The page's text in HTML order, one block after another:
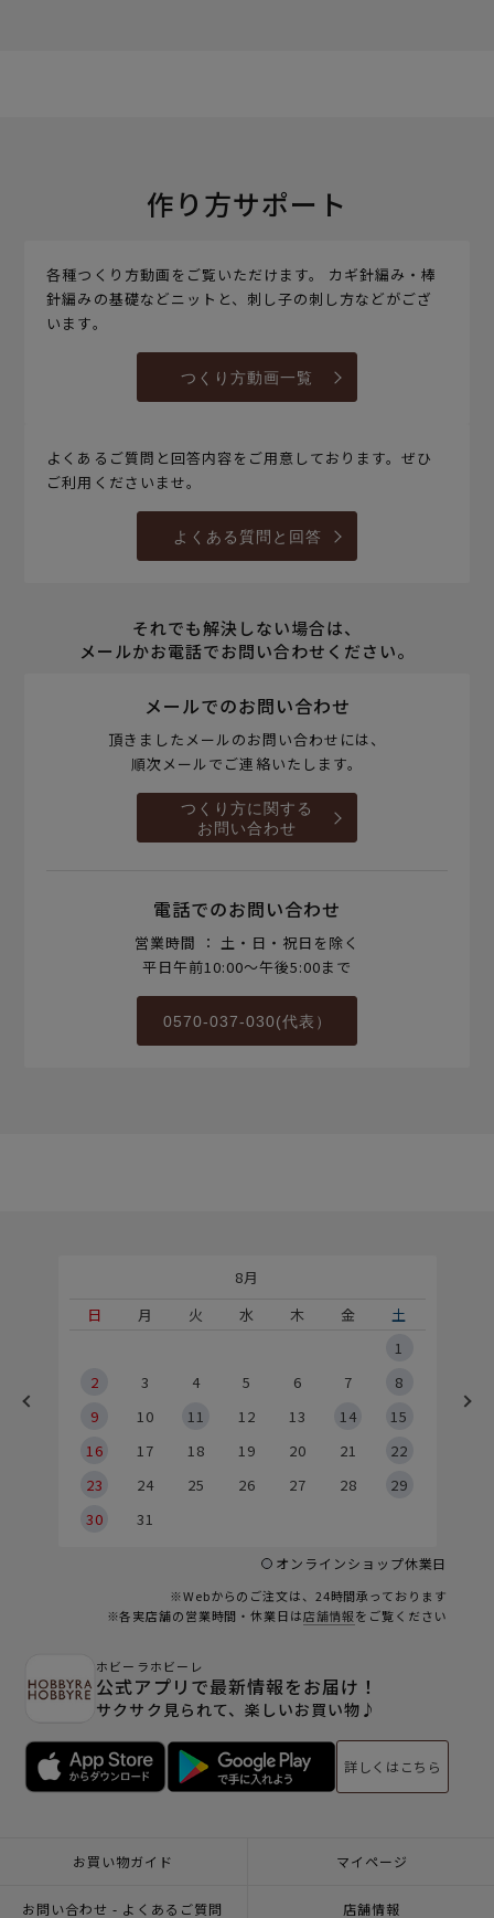
作り方サポート
各種つくり方動画をご覧いただけます。 カギ針編み・棒
針編みの基礎などニットと、刺し子の刺し方などがござ
います。
つくり方動画一覧
よくあるご質問と回答内容をご用意しております。ぜひ
ご利用くださいませ。
よくある質問と回答
それでも解決しない場合は、
メールかお電話でお問い合わせください。
メールでのお問い合わせ
頂きましたメールのお問い合わせには、
順次メールでご連絡いたします。
つくり方に関する
お問い合わせ
電話でのお問い合わせ
営業時間 ： 土・日・祝日を除く
平日午前10:00～午後5:00まで
0570-037-030(代表）
8月
日
月 火 水 木 金
土
1
2
3 4 5 6 7
8
9
10 11 12 13 14
15
16
17 18 19 20 21
22
23
24 25 26 27 28
29
30
31
オンラインショップ休業日
※Webからのご注文は、24時間承っております
※各実店舗の営業時間・休業日は店舗情報をご覧ください
ホビーラホビーレ
公式アプリで最新情報をお届け！
サクサク見られて、楽しいお買い物♪
詳しくはこちら
お買い物ガイド マイページ
お問い合わせ - よくあるご質問 店舗情報